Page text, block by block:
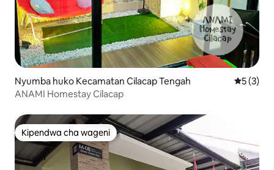
Nyumba huko Kecamatan Cilacap Tengah
5 (3)
ANAMI Homestay Cilacap
Kipendwa cha wageni
Kipendwa cha wageni